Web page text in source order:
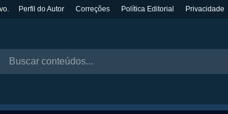
Perfil do Autor Correções Política Editorial Privacidade